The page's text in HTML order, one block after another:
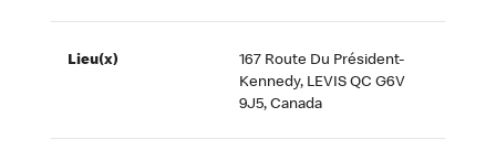
Lieu(x)
167 Route Du Président-
Kennedy, LEVIS QC G6V
9J5, Canada